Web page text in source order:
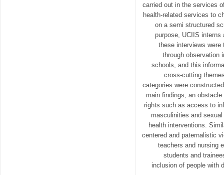
carried out in the services
health-related services to
on a semi structured
purpose, UCIIS interns
these interviews were
through observation
schools, and this
cross-cutting
categories were
main findings, an
rights such as access to
masculinities and
health interventions.
centered and paternalistic
teachers and nursing
students and
inclusion of people with